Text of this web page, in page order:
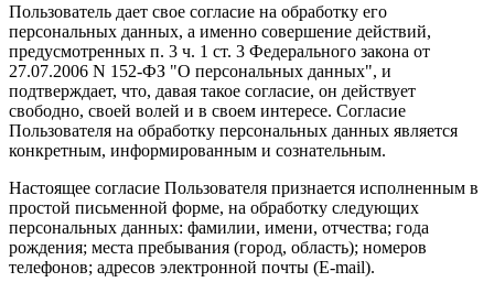
Пользователь дает свое согласие на обработку его
персональных данных, а именно совершение действий,
предусмотренных п. 3 ч. 1 ст. 3 Федерального закона от
27.07.2006 N 152-ФЗ "О персональных данных", и
подтверждает, что, давая такое согласие, он действует
свободно, своей волей и в своем интересе. Согласие
Пользователя на обработку персональных данных является
конкретным, информированным и сознательным.
Настоящее согласие Пользователя признается исполненным в
простой письменной форме, на обработку следующих
персональных данных: фамилии, имени, отчества; года
рождения; места пребывания (город, область); номеров
телефонов; адресов электронной почты (E-mail).